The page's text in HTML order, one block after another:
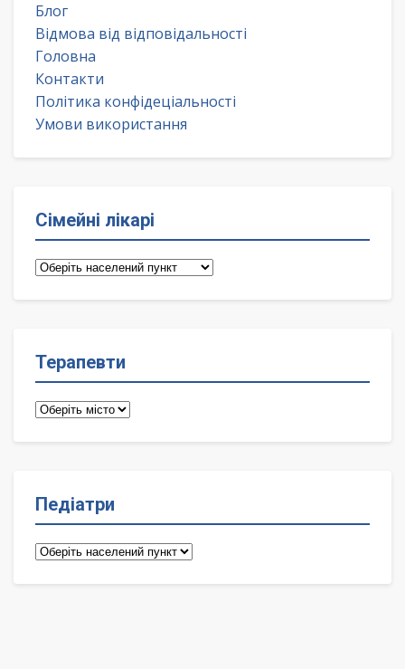
Блог
Відмова від відповідальності
Головна
Контакти
Політика конфідеціальності
Умови використання
Сімейні лікарі
Сімейні
Терапевти
Терапевти
Педіатри
Педіатри